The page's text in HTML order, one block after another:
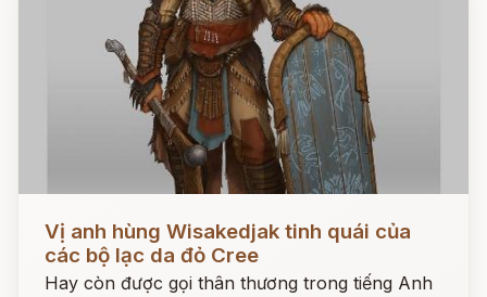
Vị anh hùng Wisakedjak tinh quái của
các bộ lạc da đỏ Cree
Hay còn được gọi thân thương trong tiếng Anh